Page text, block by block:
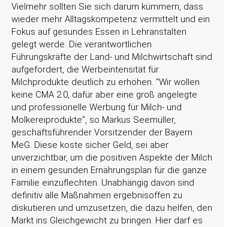
Vielmehr sollten Sie sich darum kümmern, dass
wieder mehr Alltagskompetenz vermittelt und ein
Fokus auf gesundes Essen in Lehranstalten
gelegt werde. Die verantwortlichen
Führungskräfte der Land- und Milchwirtschaft sind
aufgefordert, die Werbeintensität für
Milchprodukte deutlich zu erhöhen. Wir wollen
keine CMA 2.0, dafür aber eine groß angelegte
und professionelle Werbung für Milch- und
Molkereiprodukte , so Markus Seemüller,
geschäftsführender Vorsitzender der Bayern
MeG. Diese koste sicher Geld, sei aber
unverzichtbar, um die positiven Aspekte der Milch
in einem gesunden Ernährungsplan für die ganze
Familie einzuflechten. Unabhängig davon sind
definitiv alle Maßnahmen ergebnisoffen zu
diskutieren und umzusetzen, die dazu helfen, den
Markt ins Gleichgewicht zu bringen. Hier darf es